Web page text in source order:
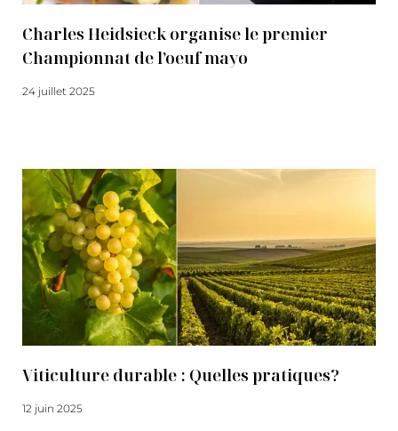
Charles Heidsieck organise le premier
Championnat de l’oeuf mayo
24 juillet 2025
Viticulture durable : Quelles pratiques?
12 juin 2025